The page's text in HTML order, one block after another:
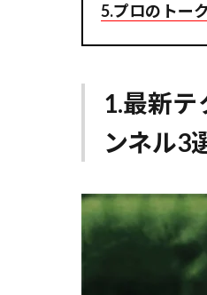
5.プロのトー
1.最新テ
ンネル3